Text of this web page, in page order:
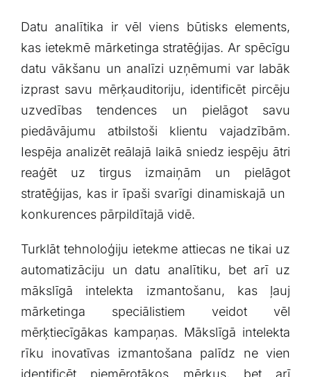
Datu analītika ir vēl ⁢viens būtisks ⁣elements,
kas ietekmē mārketinga stratēģijas. Ar ‍spēcīgu
datu vākšanu un analīzi uzņēmumi‌ var labāk
izprast savu mērķauditoriju, identificēt pircēju
uzvedības tendences ⁤un pielāgot savu
⁢piedāvājumu atbilstoši klientu ‌vajadzībām.
Iespēja analizēt reālajā laikā sniedz iespēju ātri
reaģēt ⁤uz tirgus‌ izmaiņām ⁣un pielāgot⁢
stratēģijas, kas ir īpaši​ svarīgi dinamiskajā un ​
konkurences pārpildītajā vidē.
Turklāt ​tehnoloģiju ietekme attiecas ne tikai uz
‍automatizāciju‍ un datu analītiku, bet arī uz
mākslīgā⁢ intelekta⁢ izmantošanu, kas ⁤ļauj
mārketinga speciālistiem⁣ veidot vēl
mērķtiecīgākas kampaņas. Mākslīgā intelekta
rīku inovatīvas izmantošana palīdz ne‍ vien
⁣identificēt piemērotākos mērķus, bet arī